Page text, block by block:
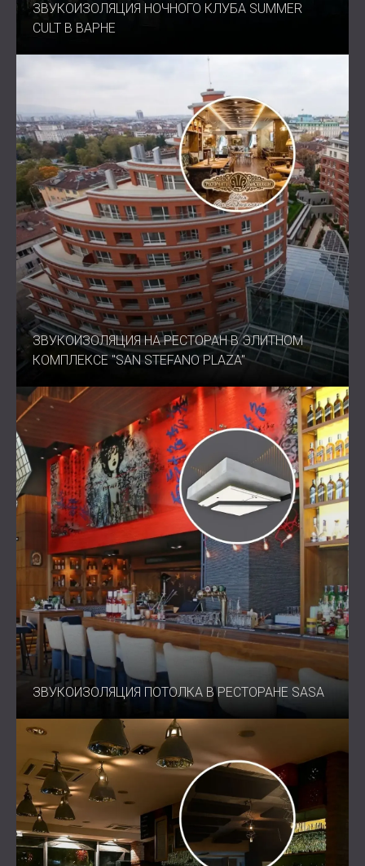
ЗВУКОИЗОЛЯЦИЯ НОЧНОГО КЛУБА SUMMER
CULT В ВАРНЕ
ЗВУКОИЗОЛЯЦИЯ НА РЕСТОРАН В ЭЛИТНОМ
КОМПЛЕКСЕ "SAN STEFANO PLAZA"
ЗВУКОИЗОЛЯЦИЯ ПОТОЛКА В РЕСТОРАНЕ SASA